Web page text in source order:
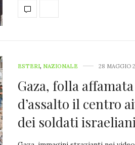
ESTERI, NAZIONALE 28 MAGGIO
Gaza, folla
d’assalto il centro
dei soldati